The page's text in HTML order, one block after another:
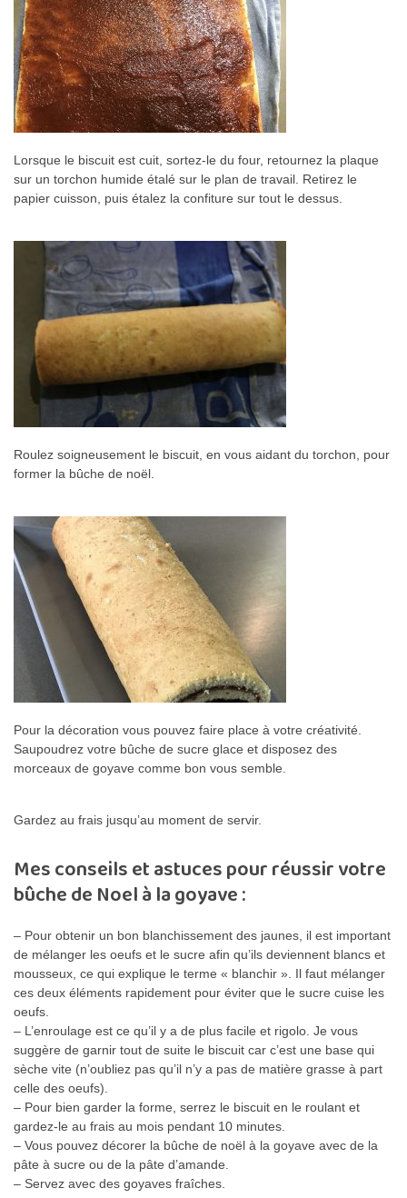
Lorsque le biscuit est cuit, sortez-le du four, retournez la plaque
sur un torchon humide étalé sur le plan de travail. Retirez le
papier cuisson, puis étalez la confiture sur tout le dessus.
Roulez soigneusement le biscuit, en vous aidant du torchon, pour
former la bûche de noël.
Pour la décoration vous pouvez faire place à votre créativité.
Saupoudrez votre bûche de sucre glace et disposez des
morceaux de goyave comme bon vous semble.
Gardez au frais jusqu’au moment de servir.
Mes conseils et astuces pour réussir votre
bûche de Noel à la goyave :
– Pour obtenir un bon blanchissement des jaunes, il est important
de mélanger les oeufs et le sucre afin qu’ils deviennent blancs et
mousseux, ce qui explique le terme « blanchir ». Il faut mélanger
ces deux éléments rapidement pour éviter que le sucre cuise les
oeufs.
– L’enroulage est ce qu’il y a de plus facile et rigolo. Je vous
suggère de garnir tout de suite le biscuit car c’est une base qui
sèche vite (n’oubliez pas qu’il n’y a pas de matière grasse à part
celle des oeufs).
– Pour bien garder la forme, serrez le biscuit en le roulant et
gardez-le au frais au mois pendant 10 minutes.
– Vous pouvez décorer la bûche de noël à la goyave avec de la
pâte à sucre ou de la pâte d’amande.
– Servez avec des goyaves fraîches.